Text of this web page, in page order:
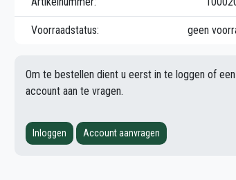
Voorraadstatus: geen
Om te bestellen dient u eerst in te loggen of een
account aan te vragen.
Inloggen Account aanvragen